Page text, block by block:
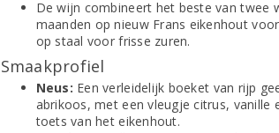
De wijn combineert het beste van twee
maanden op nieuw Frans eikenhout
op staal voor frisse zuren.
Smaakprofiel
Neus: Een verleidelijk boeket van rijp
abrikoos, met een vleugje citrus, vanille
toets van het eikenhout.